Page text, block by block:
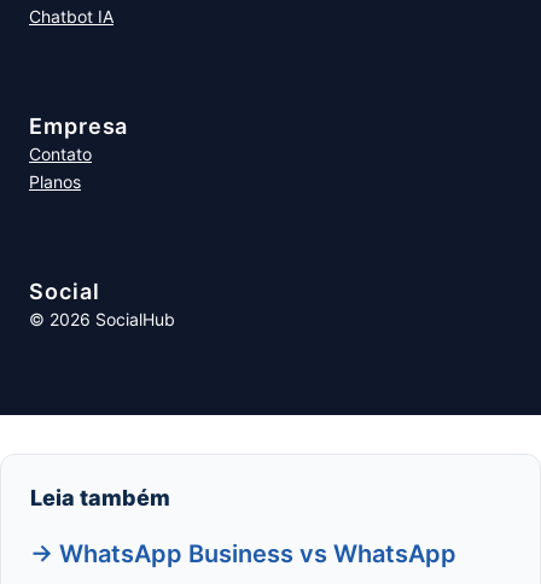
Chatbot IA
Empresa
Contato
Planos
Social
© 2026 SocialHub
Leia também
→ WhatsApp Business vs WhatsApp